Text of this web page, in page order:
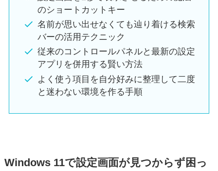
のショートカットキー
名前が思い出せなくても辿り着ける検索
バーの活用テクニック
従来のコントロールパネルと最新の設定
アプリを併用する賢い方法
よく使う項目を自分好みに整理して二度
と迷わない環境を作る手順
Windows 11で設定画面が見つからず困っ